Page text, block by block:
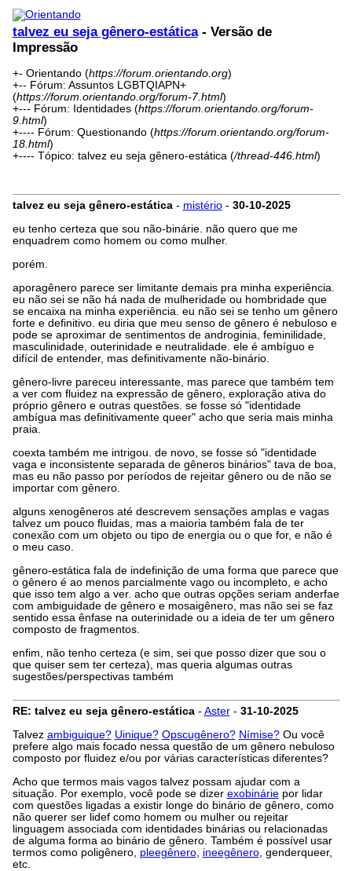
talvez eu seja gênero-estática- Versão de
Impressão
+- Orientando (https://forum.orientando.org)
+-- Fórum: Assuntos LGBTQIAPN+
(https://forum.orientando.org/forum-7.html)
+--- Fórum: Identidades (https://forum.orientando.org/forum-
9.html)
+---- Fórum: Questionando (https://forum.orientando.org/forum-
18.html)
+---- Tópico: talvez eu seja gênero-estática (/thread-446.html)
talvez eu seja gênero-estática- mistério- 30-10-2025
eu tenho certeza que sou não-binárie. não quero que me
enquadrem como homem ou como mulher.
porém.
aporagênero parece ser limitante demais pra minha experiência.
eu não sei se não há nada de mulheridade ou hombridade que
se encaixa na minha experiência. eu não sei se tenho um gênero
forte e definitivo. eu diria que meu senso de gênero é nebuloso e
pode se aproximar de sentimentos de androginia, feminilidade,
masculinidade, outerinidade e neutralidade. ele é ambíguo e
difícil de entender, mas definitivamente não-binário.
gênero-livre pareceu interessante, mas parece que também tem
a ver com fluidez na expressão de gênero, exploração ativa do
próprio gênero e outras questões. se fosse só "identidade
ambígua mas definitivamente queer" acho que seria mais minha
praia.
coexta também me intrigou. de novo, se fosse só "identidade
vaga e inconsistente separada de gêneros binários" tava de boa,
mas eu não passo por períodos de rejeitar gênero ou de não se
importar com gênero.
alguns xenogêneros até descrevem sensações amplas e vagas
talvez um pouco fluidas, mas a maioria também fala de ter
conexão com um objeto ou tipo de energia ou o que for, e não é
o meu caso.
gênero-estática fala de indefinição de uma forma que parece que
o gênero é ao menos parcialmente vago ou incompleto, e acho
que isso tem algo a ver. acho que outras opções seriam anderfae
com ambiguidade de gênero e mosaigênero, mas não sei se faz
sentido essa ênfase na outerinidade ou a ideia de ter um gênero
composto de fragmentos.
enfim, não tenho certeza (e sim, sei que posso dizer que sou o
que quiser sem ter certeza), mas queria algumas outras
sugestões/perspectivas também
RE: talvez eu seja gênero-estática- Aster- 31-10-2025
Talvez ambiguique? Uinique? Opscugênero? Nímise?Ou você
prefere algo mais focado nessa questão de um gênero nebuloso
composto por fluidez e/ou por várias características diferentes?
Acho que termos mais vagos talvez possam ajudar com a
situação. Por exemplo, você pode se dizer exobináriepor lidar
com questões ligadas a existir longe do binário de gênero, como
não querer ser lidef como homem ou mulher ou rejeitar
linguagem associada com identidades binárias ou relacionadas
de alguma forma ao binário de gênero. Também é possível usar
termos como poligênero, pleegênero, ineegênero, genderqueer,
etc.